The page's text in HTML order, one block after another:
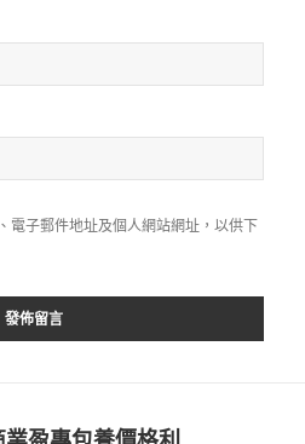
電子郵件地址及個人網站網址，以供下